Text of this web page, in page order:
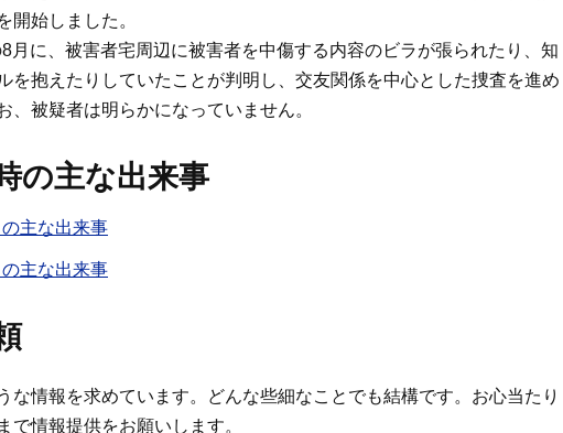
開始しました。
月に、被害者宅周辺に被害者を中傷する内容のビラが張られたり、知
を抱えたりしていたことが判明し、交友関係を中心とした捜査を進め
、被疑者は明らかになっていません。
の主な出来事
主な出来事
主な出来事
な情報を求めています。どんな些細なことでも結構です。お心当たり
で情報提供をお願いします。